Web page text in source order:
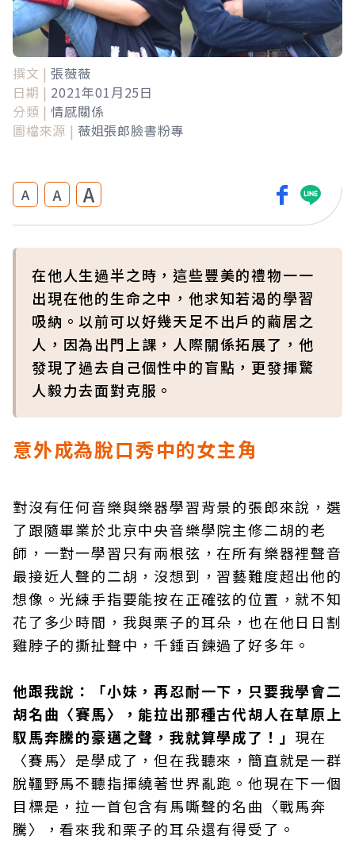
撰文 | 張薇薇
日期 | 2021年01月25日
分類 | 情感關係
圖檔來源 | 薇姐張郎臉書粉專
A A A
在他人生過半之時，這些豐美的禮物一一
出現在他的生命之中，他求知若渴的學習
吸納。以前可以好幾天足不出戶的繭居之
人，因為出門上課，人際關係拓展了，他
發現了過去自己個性中的盲點，更發揮驚
人毅力去面對克服。
意外成為脫口秀中的女主角
對沒有任何音樂與樂器學習背景的張郎來說，選
了跟隨畢業於北京中央音樂學院主修二胡的老
師，一對一學習只有兩根弦，在所有樂器裡聲音
最接近人聲的二胡，沒想到，習藝難度超出他的
想像。光練手指要能按在正確弦的位置，就不知
花了多少時間，我與栗子的耳朵，也在他日日割
雞脖子的撕扯聲中，千錘百鍊過了好多年。
他跟我說：「小妹，再忍耐一下，只要我學會二
胡名曲〈賽馬〉，能拉出那種古代胡人在草原上
馭馬奔騰的豪邁之聲，我就算學成了！」 現在
〈賽馬〉是學成了，但在我聽來，簡直就是一群
脫韁野馬不聽指揮繞著世界亂跑。他現在下一個
目標是，拉一首包含有馬嘶聲的名曲〈戰馬奔
騰〉，看來我和栗子的耳朵還有得受了。